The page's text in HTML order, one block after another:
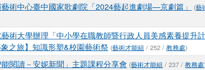
術中心臺中國家歌劇院「2024藝起進劇場—京劇篇」 (藝
術大學辦理「中小學在職教師暨行政人員美感素養提升
之旅】知識形塑&校園藝術祭 (藝術才能組 / 252 / 教務處)
能閱讀－安妮新聞」主題課程分享會 (藝術才能組 / 237 /教務處